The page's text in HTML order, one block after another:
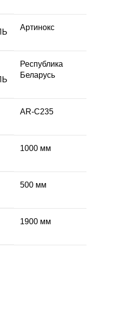
Артинокс
Республика
Беларусь
AR-C235
1000 мм
500 мм
1900 мм